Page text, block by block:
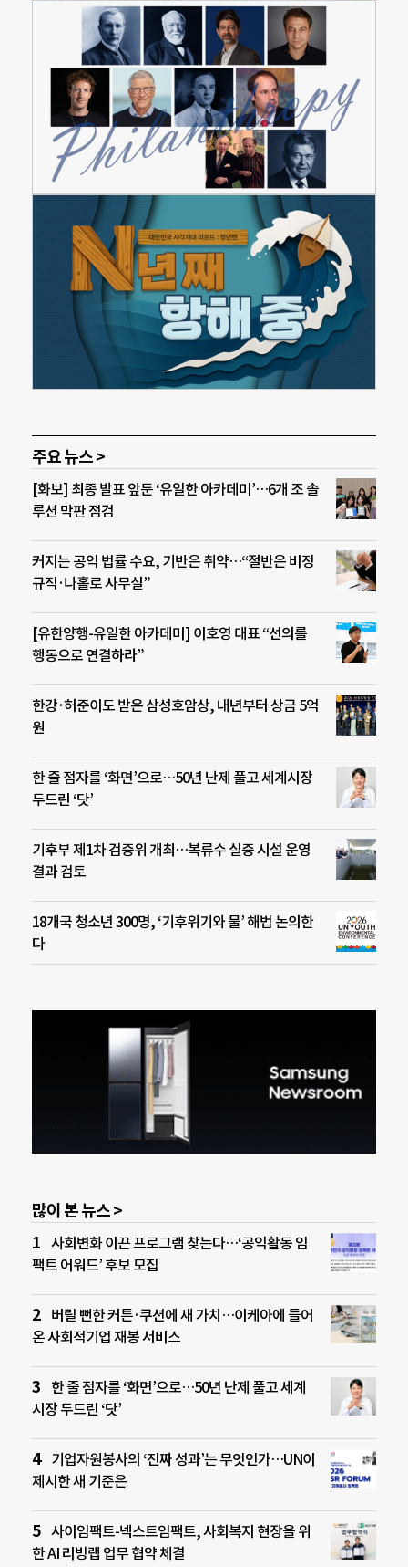
주요 뉴스 >
[화보] 최종 발표 앞둔 ‘유일한 아카데미’…6개 조 솔
루션 막판 점검
커지는 공익 법률 수요, 기반은 취약…“절반은 비정
규직·나홀로 사무실”
[유한양행-유일한 아카데미] 이호영 대표 “선의를
행동으로 연결하라”
한강·허준이도 받은 삼성호암상, 내년부터 상금 5억
원
한 줄 점자를 ‘화면’으로…50년 난제 풀고 세계시장
두드린 ‘닷’
기후부 제1차 검증위 개최…복류수 실증 시설 운영
결과 검토
18개국 청소년 300명, ‘기후위기와 물’ 해법 논의한
다
많이 본 뉴스 >
사회변화 이끈 프로그램 찾는다…‘공익활동 임
팩트 어워드’ 후보 모집
버릴 뻔한 커튼·쿠션에 새 가치…이케아에 들어
온 사회적기업 재봉 서비스
한 줄 점자를 ‘화면’으로…50년 난제 풀고 세계
시장 두드린 ‘닷’
기업자원봉사의 ‘진짜 성과’는 무엇인가…UN이
제시한 새 기준은
사이임팩트-넥스트임팩트, 사회복지 현장을 위
한 AI 리빙랩 업무 협약 체결